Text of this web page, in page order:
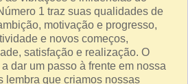
1 traz suas qualidades de
motivação e progresso,
e novos começos,
satisfação e realização. O
dar um passo à frente em nossa
lembra que criamos nossas